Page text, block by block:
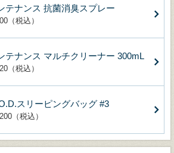
テナンス 抗菌消臭スプレー
（税込）
テナンス マルチクリーナー 300mL
（税込）
スリーピングバッグ #3
（税込）